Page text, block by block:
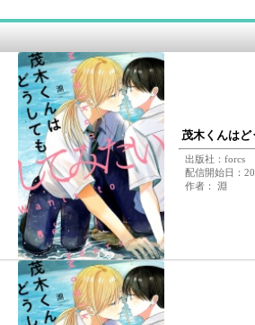
茂木くんは
出版社：forcs
配信開始日：
作者： 淵